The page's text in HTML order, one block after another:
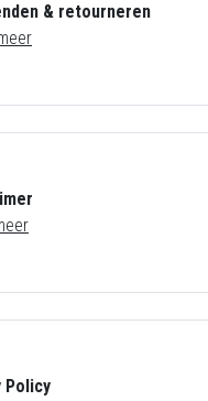
& retourneren
Policy